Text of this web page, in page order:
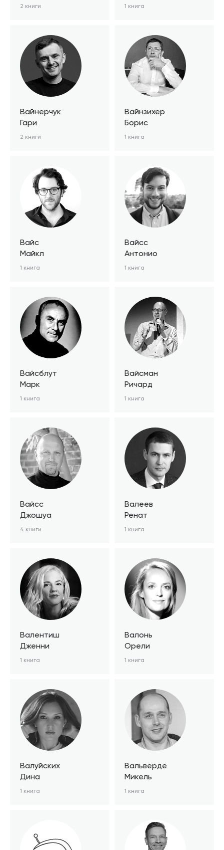
2 книги 1 книга
Вайнерчук
Гари
2 книги
Вайнзихер
Борис
1 книга
Вайс
Майкл
1 книга
Вайсc
Антонио
1 книга
Вайсблут
Марк
1 книга
Вайсман
Ричард
1 книга
Вайсс
Джошуа
4 книги
Валеев
Ренат
1 книга
Валентиш
Дженни
1 книга
Валонь
Орели
1 книга
Валуйских
Дина
1 книга
Вальверде
Микель
1 книга